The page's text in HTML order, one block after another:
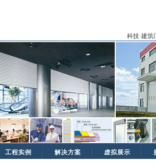
科技·建筑
工程实例 解决方案 虚拟展示